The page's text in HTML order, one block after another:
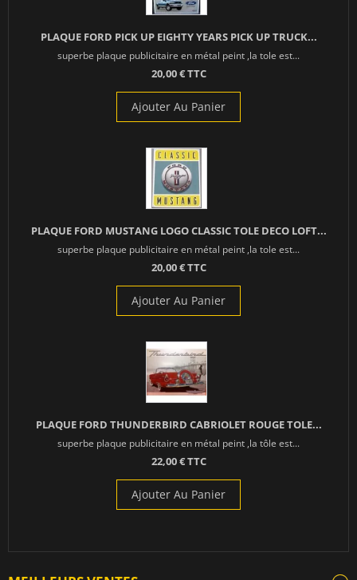
PLAQUE FORD PICK UP EIGHTY YEARS PICK UP TRUCK...
superbe plaque publicitaire en métal peint ,la tole est...
20,00 € TTC
Ajouter Au Panier
PLAQUE FORD MUSTANG LOGO CLASSIC TOLE DECO LOFT...
superbe plaque publicitaire en métal peint ,la tole est...
20,00 € TTC
Ajouter Au Panier
PLAQUE FORD THUNDERBIRD CABRIOLET ROUGE TOLE...
superbe plaque publicitaire en métal peint ,la tôle est...
22,00 € TTC
Ajouter Au Panier